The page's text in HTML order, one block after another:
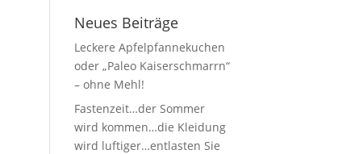
Neues Beiträge
Leckere Apfelpfannekuchen
oder „Paleo Kaiserschmarrn“
– ohne Mehl!
Fastenzeit…der Sommer
wird kommen…die Kleidung
wird luftiger…entlasten Sie